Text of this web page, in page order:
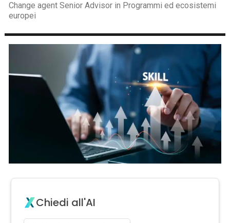
Change agent Senior Advisor in Programmi ed ecosistemi
europei
Chiedi all'AI